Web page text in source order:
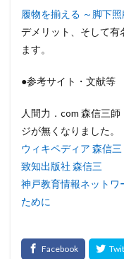
履物を揃える ～脚下照
デメリット、そして有
ます。
●参考サイト・文献等
人間力．com 森信三
ジが無くなりました。
ウィキペディア 森信三
致知出版社 森信三
神戸教育情報ネットワ
ために